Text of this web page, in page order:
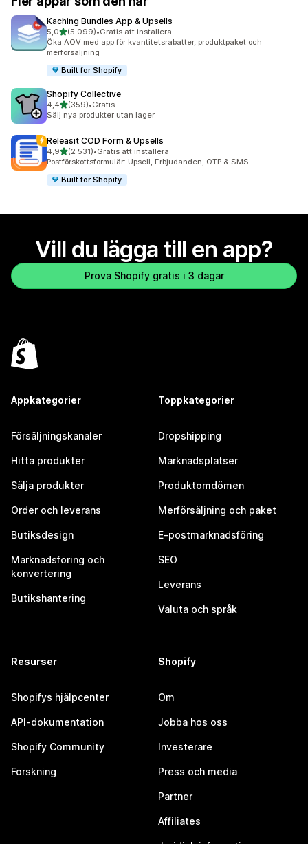
Kaching Bundles App & Upsells
5,0av 5 stjärnor
(5 099)
5099 recensioner totalt
•Gratis att installera
Öka AOV med app för kvantitetsrabatter, produktpaket och
merförsäljning
Built for Shopify
Shopify Collective
4,4av 5 stjärnor
(359)
359 recensioner totalt
•Gratis
Sälj nya produkter utan lager
Releasit COD Form & Upsells
4,9av 5 stjärnor
(2 531)
2531 recensioner totalt
•Gratis att installera
Postförskottsformulär: Upsell, Erbjudanden, OTP & SMS
Built for Shopify
Vill du lägga till en app?
Prova Shopify gratis i 3 dagar
Appkategorier
Försäljningskanaler
Hitta produkter
Sälja produkter
Order och leverans
Butiksdesign
Marknadsföring och
konvertering
Butikshantering
Toppkategorier
Dropshipping
Marknadsplatser
Produktomdömen
Merförsäljning och paket
E-postmarknadsföring
SEO
Leverans
Valuta och språk
Resurser
Shopifys hjälpcenter
API-dokumentation
Shopify Community
Forskning
Shopify
Om
Jobba hos oss
Investerare
Press och media
Partner
Affiliates